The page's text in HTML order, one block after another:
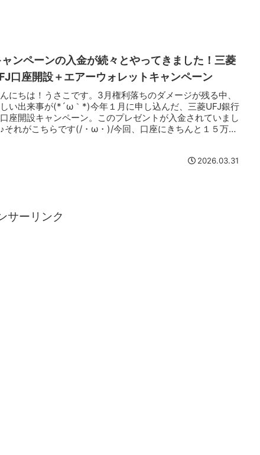
ンペーンの入金が続々とやってきました！三菱
口座開設＋エアーウォレットキャンペーン
にちは！うさこです。3月権利落ちのダメージが残る中、
い出来事が(*´ω｀*)今年１月に申し込んだ、三菱UFJ銀行
座開設キャンペーン。このプレゼントが入金されていまし
それがこちらです(/・ω・)/今回、口座にきちんと１５万円
2026.03.31
サーリンク